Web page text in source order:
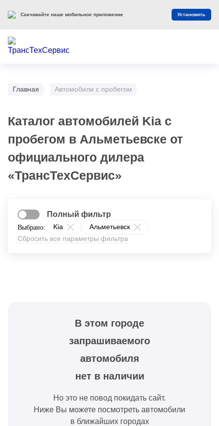
Главная Автомобили с пробегом
Каталог автомобилей Kia с
пробегом в Альметьевске от
официального дилера
«ТрансТехСервис»
Выбрано: Kia
Альметьевск
Сбросить все параметры фильтра
Полный фильтр
В этом городе
запрашиваемого
автомобиля
нет в наличии
Но это не повод покидать сайт.
Ниже Вы можете посмотреть автомобили
в ближайших городах
Скачивайте наше мобильное приложение Установить